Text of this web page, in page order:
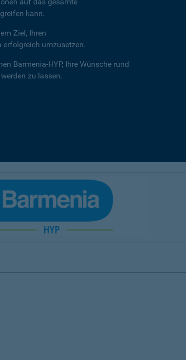
kann.
Ziel, Ihren
umzusetzen.
Barmenia-HYP, Ihre Wünsche rund
zu lassen.